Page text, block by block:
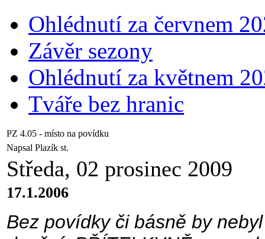
Ohlédnutí za červnem
Závěr sezony
Ohlédnutí za květnem
Tváře bez hranic
PZ 4.05 - místo na povídku
Napsal Plazík st.
Středa, 02 prosinec 2009
17.1.2006
Bez povídky či básně by